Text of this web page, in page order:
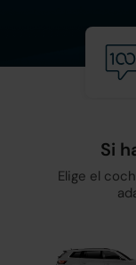
Si
Elige el